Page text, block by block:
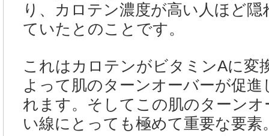
り、カロテン濃度が高い人ほど
ていたとのことです。
これはカロテンがビタミンAに変
よって肌のターンオーバーが促
れます。そしてこの肌のターン
い線にとっても極めて重要な要素